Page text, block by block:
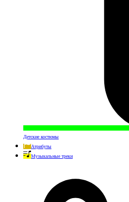
Детские костюмы
Атрибуты
Музыкальные треки